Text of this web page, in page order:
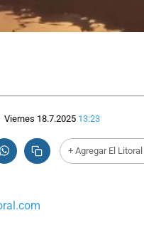
Viernes 18.7.2025 13:23
+ Agregar El